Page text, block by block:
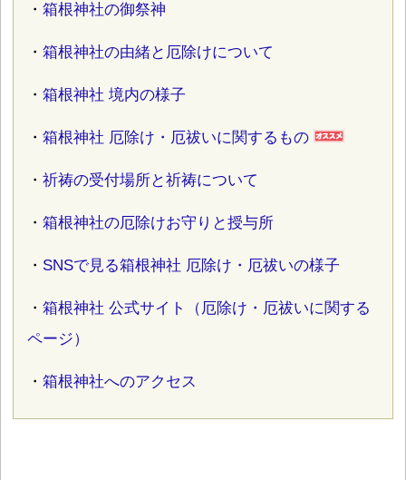
・ 箱根神社の御祭神
・ 箱根神社の由緒と厄除けについて
・ 箱根神社 境内の様子
・ 箱根神社 厄除け・厄祓いに関するもの
・ 祈祷の受付場所と祈祷について
・ 箱根神社の厄除けお守りと授与所
・ SNSで見る箱根神社 厄除け・厄祓いの様子
・ 箱根神社 公式サイト（厄除け・厄祓いに関する
ページ）
・ 箱根神社へのアクセス